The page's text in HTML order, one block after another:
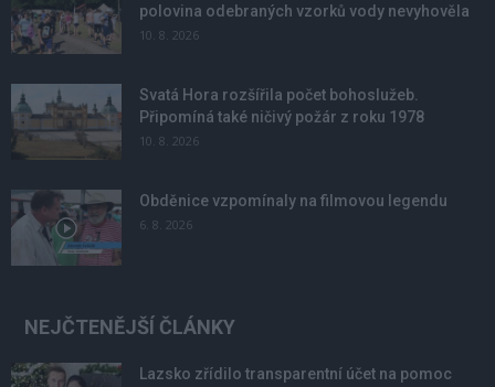
polovina odebraných vzorků vody nevyhověla
10. 8. 2026
Svatá Hora rozšířila počet bohoslužeb.
Připomíná také ničivý požár z roku 1978
10. 8. 2026
Obděnice vzpomínaly na filmovou legendu
6. 8. 2026
NEJČTENĚJŠÍ ČLÁNKY
Lazsko zřídilo transparentní účet na pomoc